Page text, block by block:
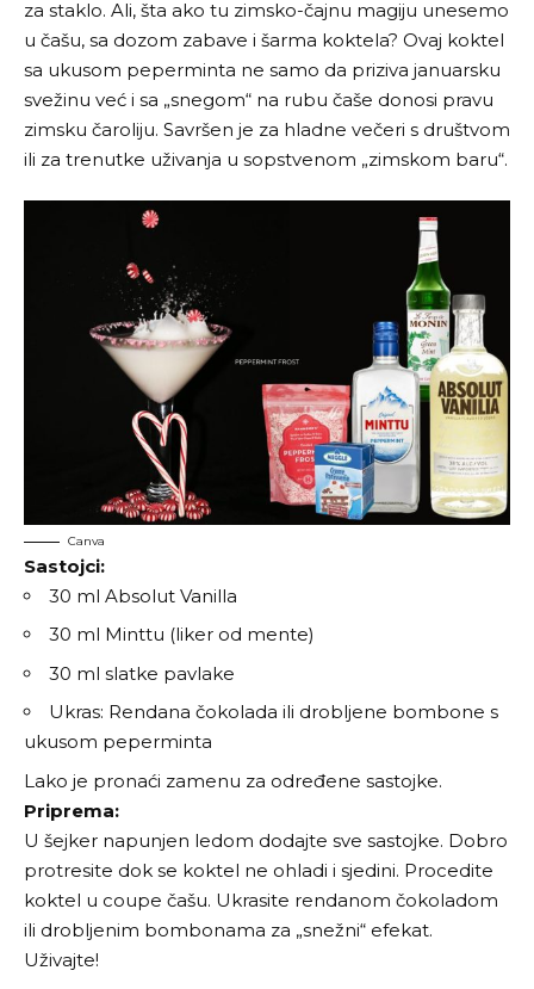
za staklo. Ali, šta ako tu zimsko-čajnu magiju unesemo
u čašu, sa dozom zabave i šarma koktela? Ovaj koktel
sa ukusom peperminta ne samo da priziva januarsku
svežinu već i sa „snegom“ na rubu čaše donosi pravu
zimsku čaroliju. Savršen je za hladne večeri s društvom
ili za trenutke uživanja u sopstvenom „zimskom baru“.
Canva
Sastojci:
30 ml Absolut Vanilla
30 ml Minttu (liker od mente)
30 ml slatke pavlake
Ukras: Rendana čokolada ili drobljene bombone s
ukusom peperminta
Lako je pronaći zamenu za određene sastojke.
Priprema:
U šejker napunjen ledom dodajte sve sastojke. Dobro
protresite dok se koktel ne ohladi i sjedini. Procedite
koktel u coupe čašu. Ukrasite rendanom čokoladom
ili drobljenim bombonama za „snežni“ efekat.
Uživajte!